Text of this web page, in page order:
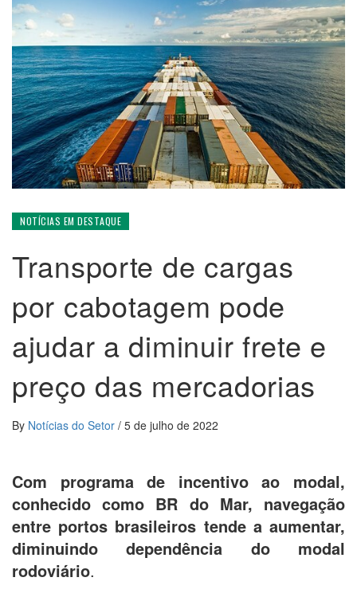
NOTÍCIAS EM DESTAQUE
Transporte de cargas
por cabotagem pode
ajudar a diminuir frete e
preço das mercadorias
By Notícias do Setor / 5 de julho de 2022
Com programa de incentivo ao modal,
conhecido como BR do Mar, navegação
entre portos brasileiros tende a aumentar,
diminuindo dependência do modal
rodoviário.